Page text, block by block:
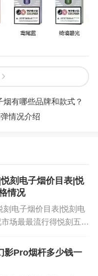
有哪些品牌和款式？
情况介绍
刻电子烟价目表|悦
情况
刻电子烟价目表|悦刻电
场最最流行得悦刻五代
冰镇西瓜，幻影 绿豆
石甜瓜，幻影 初露青
影Pro烟杆多少钱一